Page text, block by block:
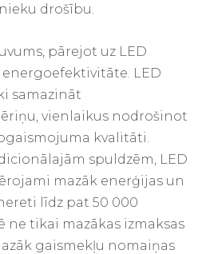
drošību.
pārejot uz LED
LED
samazināt
vienlaikus nodrošinot
kvalitāti.
spuldzēm, LED
mazāk enerģijas un
līdz pat 50 000
ne tikai mazākas izmaksas
gaismekļu nomaiņas